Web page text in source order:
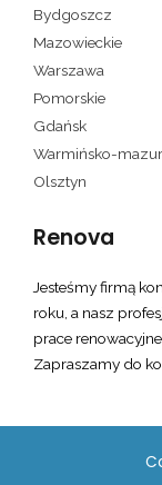
Bydgoszcz
Mazowieckie
Warszawa
Pomorskie
Gdańsk
Warmińsko-
Olsztyn
Renova
Jesteśmy firmą
roku, a nasz
prace renowacyjne.
Zapraszamy do